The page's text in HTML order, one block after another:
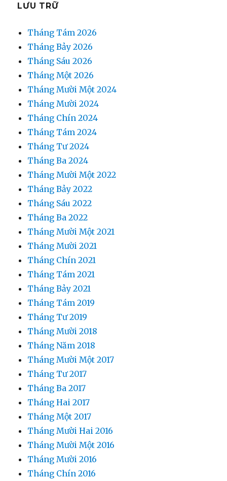
LƯU TRỮ
Tháng Tám 2026
Tháng Bảy 2026
Tháng Sáu 2026
Tháng Một 2026
Tháng Mười Một 2024
Tháng Mười 2024
Tháng Chín 2024
Tháng Tám 2024
Tháng Tư 2024
Tháng Ba 2024
Tháng Mười Một 2022
Tháng Bảy 2022
Tháng Sáu 2022
Tháng Ba 2022
Tháng Mười Một 2021
Tháng Mười 2021
Tháng Chín 2021
Tháng Tám 2021
Tháng Bảy 2021
Tháng Tám 2019
Tháng Tư 2019
Tháng Mười 2018
Tháng Năm 2018
Tháng Mười Một 2017
Tháng Tư 2017
Tháng Ba 2017
Tháng Hai 2017
Tháng Một 2017
Tháng Mười Hai 2016
Tháng Mười Một 2016
Tháng Mười 2016
Tháng Chín 2016